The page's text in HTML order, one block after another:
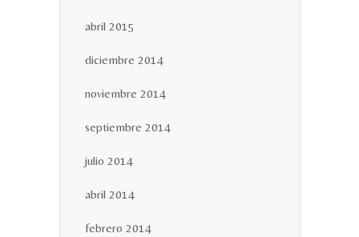
abril 2015
diciembre 2014
noviembre 2014
septiembre 2014
julio 2014
abril 2014
febrero 2014